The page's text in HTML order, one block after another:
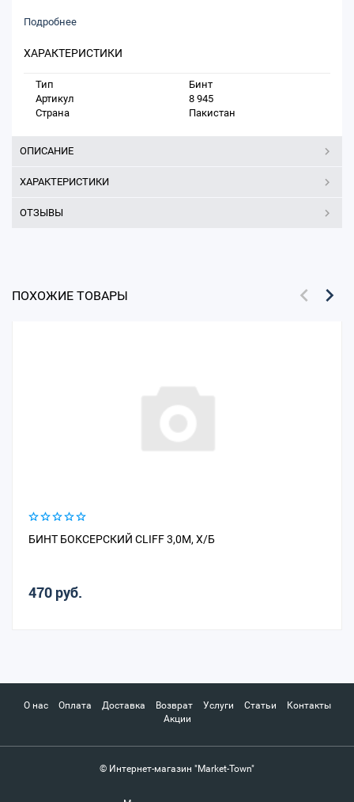
Подробнее
ХАРАКТЕРИСТИКИ
Тип
Бинт
Артикул
8 945
Страна
Пакистан
ОПИСАНИЕ
ХАРАКТЕРИСТИКИ
ОТЗЫВЫ
ПОХОЖИЕ ТОВАРЫ
БИНТ БОКСЕРСКИЙ CLIFF 3,0М, Х/Б
470 руб.
О нас Оплата Доставка Возврат Услуги Статьи
Контакты
Акции
© Интернет-магазин "Market-Town"